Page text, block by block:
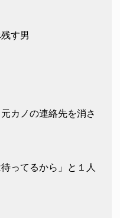
す男
カノの連絡先を消さ
ってるから」と１人